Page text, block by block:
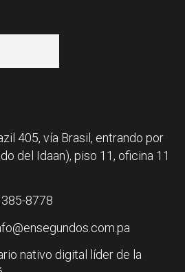
405, vía Brasil, entrando por
del Idaan), piso 11, oficina 11
8778
nativo digital líder de la